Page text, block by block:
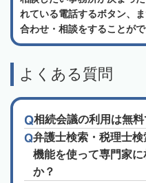
れている電話するボタン、
合わせ・相談をすることがで
よくある質問
相続会議の利用は無料
弁護士検索・税理士
機能を使って専門家
か？